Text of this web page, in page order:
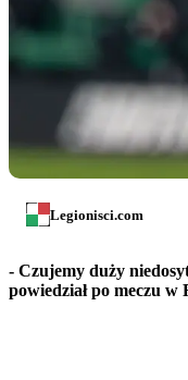
Legionisci.com
- Czujemy duży
powiedział po meczu